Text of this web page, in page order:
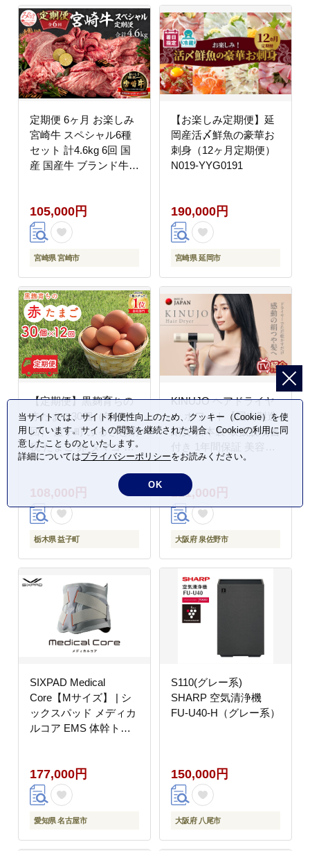
定期便 6ヶ月 お楽しみ
宮崎牛 スペシャル6種
セット 計4.6kg 6回 国
産 国産牛 ブランド牛
り落とし 切り落し 切落
し モモ ウデ モモ肉 ウ
デ肉 スライス ステーキ
すき焼き 冷凍 小分け
お取り寄せ
105,000円
宮崎県 宮崎市
【お楽しみ定期便】延
岡産活〆鮮魚の豪華お
刺身（12ヶ月定期便）
N019-YYG0191
190,000円
宮崎県 延岡市
【定期便】黒麹育ちの
赤たまご30個（年12
回） 益子町 ふるさと納
税 たまご 卵 タマゴ 赤
たまご 人気 濃厚 食べ
チョク 定期便 (BC003)
108,000円
栃木県 益子町
KINUJO ヘアドライヤ
ー ホワイト【国内製造
絹女 日本製 取扱説明書
付き 1年間保証 美容家
電 キヌジョ キヌージョ
ギフト プレゼント 新生
活 一人暮らし】
IBS0001
111,000円
大阪府 泉佐野市
SIXPAD Medical
Core【Mサイズ】 | シ
ックスパッド メディカ
ルコア EMS 体幹トレ
フィットネス 運動不足
解消 筋力アップ トレー
ニング器具 健康グッズ
美容 健康家電 送料無料
177,000円
愛知県 名古屋市
S110(グレー系)
SHARP 空気清浄機
FU-U40-H（グレー系）
150,000円
大阪府 八尾市
当サイトでは、サイト利便性向上のため、クッキー（Cookie）を使
用しています。サイトの閲覧を継続された場合、Cookieの利用に同
意したことものといたします。
詳細についてはプライバシーポリシーをお読みください。
OK